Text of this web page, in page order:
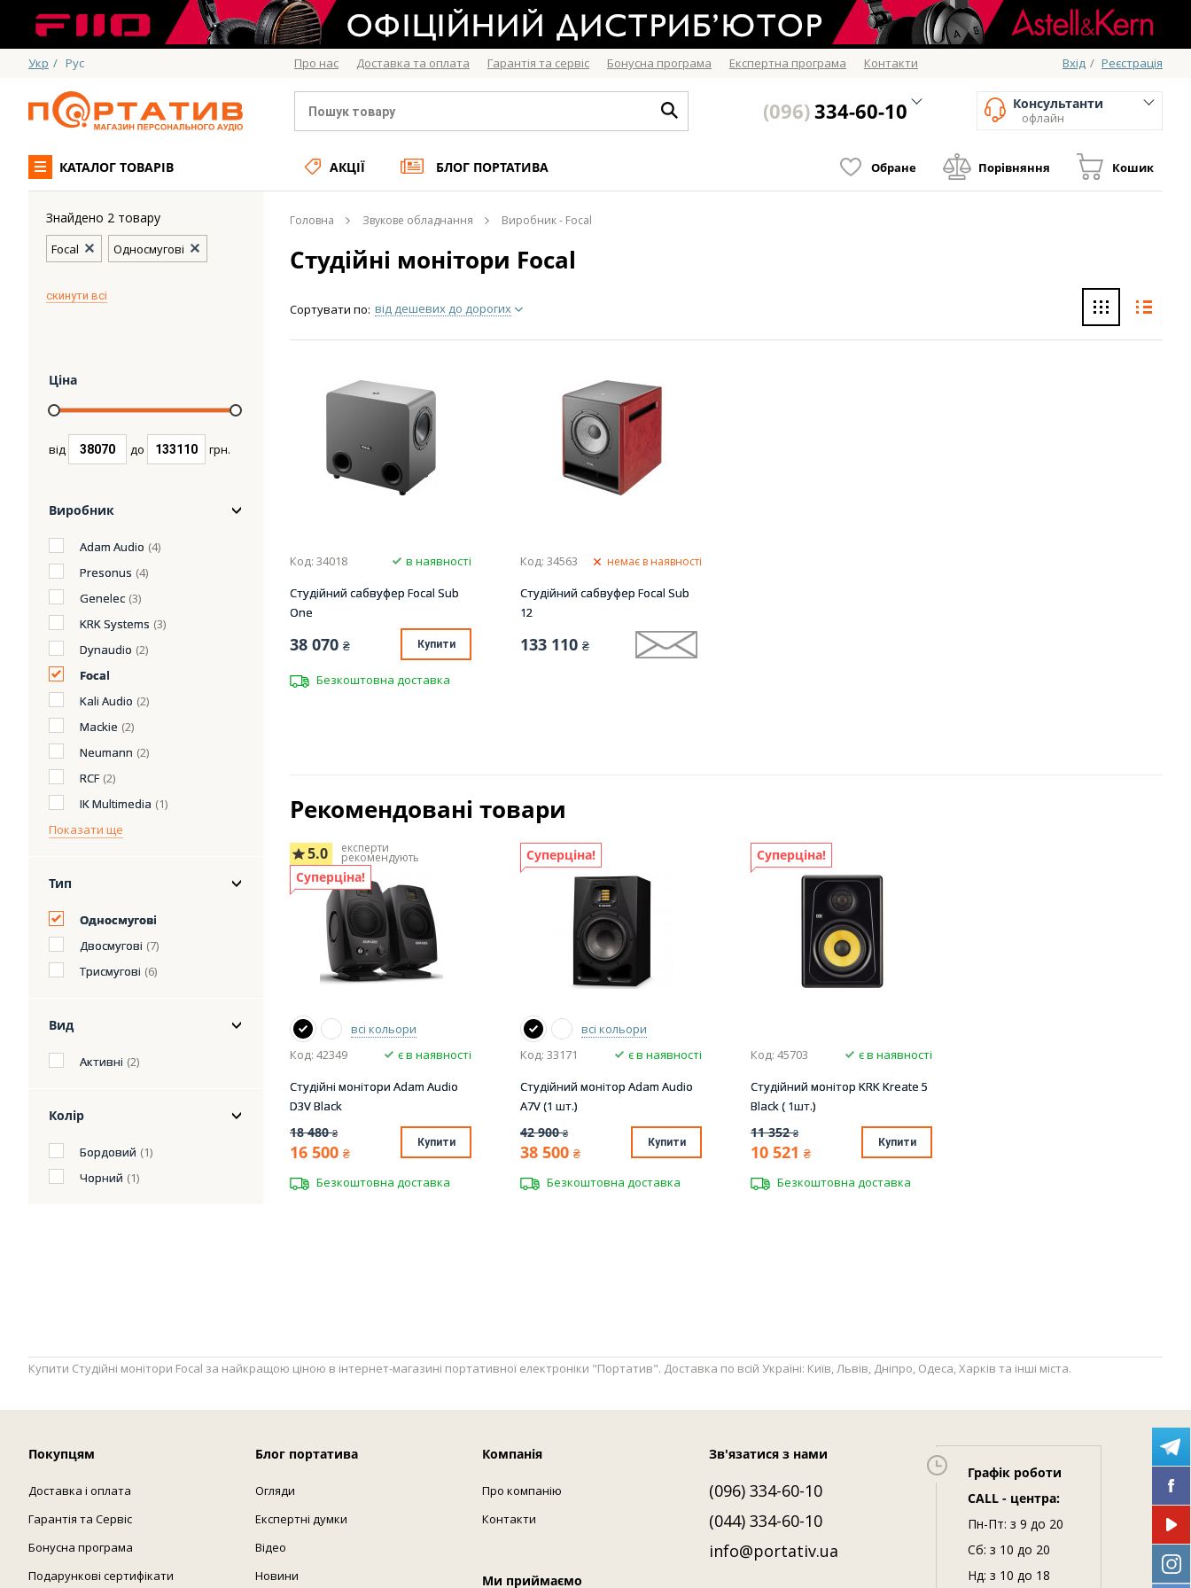
Укр / Рус Про нас Доставка та оплата Гарантія та сервіс Бонусна програма Експертна програма Контакти Вхід / Реєстрація
(096)334-60-10 Консультанти
офлайн
КАТАЛОГ ТОВАРІВ АКЦІЇ БЛОГ ПОРТАТИВА Обране Порівняння Кошик
Ціна
від до грн.
Виробник
Adam Audio (4)
Presonus (4)
Genelec (3)
KRK Systems (3)
Dynaudio (2)
Focal
Kali Audio (2)
Mackie (2)
Neumann (2)
RCF (2)
IK Multimedia (1)
Показати ще
Тип
Односмугові
Двосмугові (7)
Трисмугові (6)
Вид
Активні (2)
Колір
Бордовий (1)
Чорний (1)
Знайдено 2 товару
Focal Односмугові
скинути всі
Головна Звукове обладнання Виробник - Focal
Студійні монітори Focal
Сортувати по: від дешевих до дорогих
Код: 34018
в наявності
Студійний сабвуфер Focal Sub
One
38 070 ₴ Купити
Безкоштовна доставка
Код: 34563 немає в наявності
Студійний сабвуфер Focal Sub
12
133 110 ₴
Рекомендовані товари
5.0 експерти
рекомендують
Суперціна!
всі кольори
Код: 42349
є в наявності
Студійні монітори Adam Audio
D3V Black
18 480 ₴
16 500 ₴
Купити
Безкоштовна доставка
Суперціна!
всі кольори
Код: 33171
є в наявності
Студійний монітор Adam Audio
A7V (1 шт.)
42 900 ₴
38 500 ₴
Купити
Безкоштовна доставка
Суперціна!
Код: 45703
є в наявності
Студійний монітор KRK Kreate 5
Black ( 1шт.)
11 352 ₴
10 521 ₴
Купити
Безкоштовна доставка
Купити Студійні монітори Focal за найкращою ціною в інтернет-магазині портативної електроніки "Портатив". Доставка по всій Україні: Київ, Львів, Дніпро, Одеса, Харків та інші міста.
Покупцям
Доставка і оплата
Гарантія та Сервіс
Бонусна програма
Подарункові сертифікати
Блог портатива
Огляди
Експертні думки
Відео
Новини
Компанія
Про компанію
Контакти
Ми приймаємо
Зв'язатися з нами
(096) 334-60-10
(044) 334-60-10
info@portativ.ua
Графік роботи
CALL - центра:
Пн-Пт: з 9 до 20
Сб: з 10 до 20
Нд: з 10 до 18